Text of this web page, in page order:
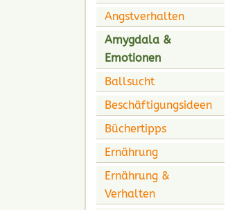
Angstverhalten
Amygdala &
Emotionen
Ballsucht
Beschäftigungsideen
Büchertipps
Ernährung
Ernährung &
Verhalten